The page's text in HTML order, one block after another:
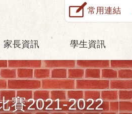
常用連結
家長資訊 學生資訊
賽2021-2022